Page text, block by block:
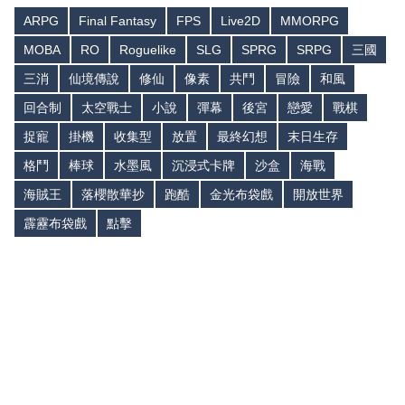
ARPG Final Fantasy FPS Live2D
MMORPG
MOBA
RO Roguelike SLG SPRG SRPG
三國
三消
仙境傳說 修仙 像素 共鬥 冒險
和風
回合制
太空戰士 小說 彈幕 後宮 戀愛
戰棋
捉寵
掛機 收集型 放置 最終幻想
末日生存
格鬥
棒球 水墨風 沉浸式卡牌 沙盒
海戰
海賊王
落櫻散華抄 跑酷 金光布袋戲
開放世界
霹靂布袋戲
點擊